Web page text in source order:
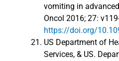
vomiting in
Oncol 2016; 27:
https://doi.org/
US Department of
Services, & US.